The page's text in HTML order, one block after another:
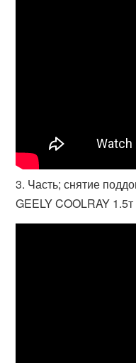
3. Часть; снятие
GEELY COOLRAY